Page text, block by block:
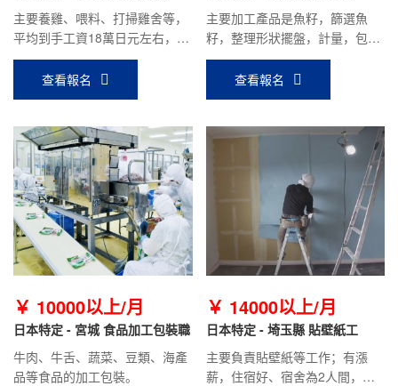
主要養雞、喂料、打掃雞舍等，
平均到手工資18萬日元左右，公
司報銷5萬日元赴日機票，據個
人表現有獎金，宿舍費用低。
查看報名
主要加工產品是魚籽，篩選魚
籽，整理形狀擺盤，計量，包裝
等工作，常溫工作。平均到手工
資18萬日元左右，無夜班，工作
輕松。
查看報名
￥ 10000以上/月
日本特定 - 宮城 食品加工包裝職
牛肉、牛舌、蔬菜、豆類、海產
品等食品的加工包裝。
￥ 14000以上/月
日本特定 - 埼玉縣 貼壁紙工
主要負責貼壁紙等工作；有漲
薪，住宿好、宿舍為2人間，駕